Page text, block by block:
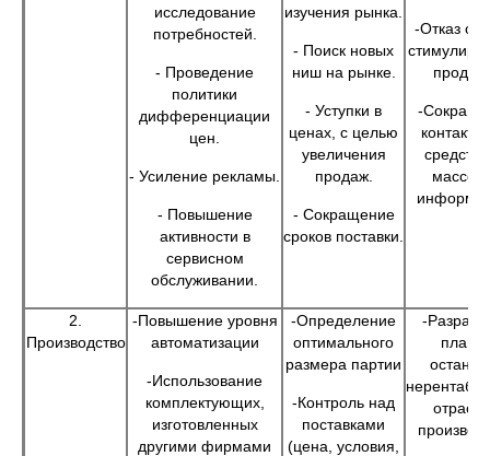
исследование
потребностей.
- Проведение
политики
дифференциации
цен.
- Усиление рекламы.
- Повышение
активности в
сервисном
обслуживании.
изучения рынка.
- Поиск новых
ниш на рынке.
- Уступки в
ценах, с целью
увеличения
продаж.
- Сокращение
сроков поставки.
-Отказ от
-
2.
Производство
-Повышение уровня
автоматизации
-Использование
комплектующих,
изготовленных
другими фирмами
-Определение
оптимального
размера партии
-Контроль над
поставками
(цена, условия,
-